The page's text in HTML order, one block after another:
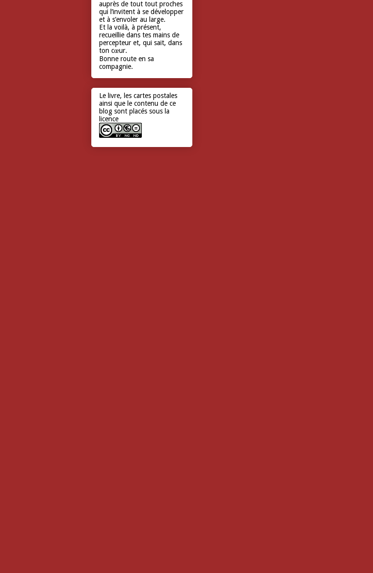
auprès de tout tout proches
qui l’invitent à se développer
et à s’envoler au large.
Et la voilà, à présent,
recueillie dans tes mains de
percepteur et, qui sait, dans
ton cœur.
Bonne route en sa
compagnie.
Le livre, les cartes postales
ainsi que le contenu de ce
blog sont placés sous la
licence